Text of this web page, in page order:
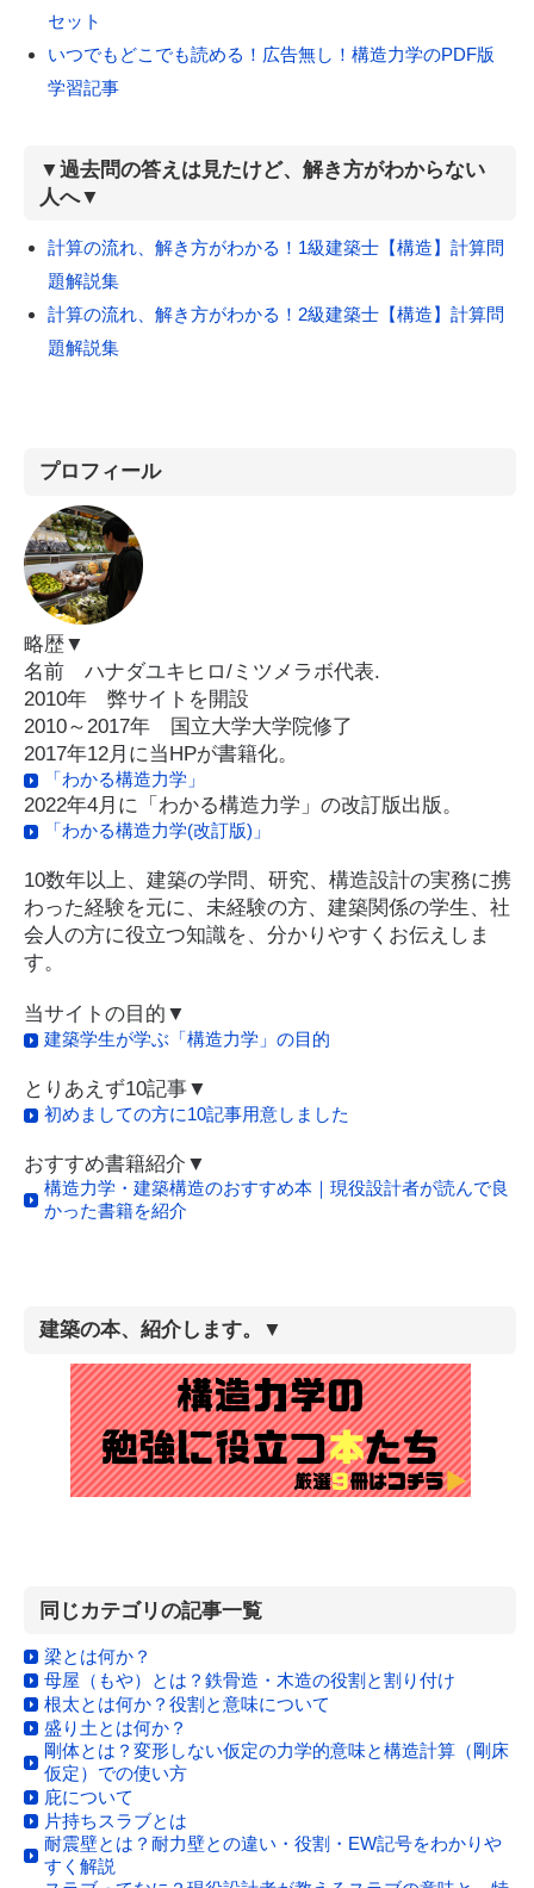
セット
いつでもどこでも読める！広告無し！構造力学のPDF版
学習記事
▼過去問の答えは見たけど、解き方がわからない
人へ▼
計算の流れ、解き方がわかる！1級建築士【構造】計算問
題解説集
計算の流れ、解き方がわかる！2級建築士【構造】計算問
題解説集
プロフィール
略歴▼
名前 ハナダユキヒロ/ミツメラボ代表.
2010年 弊サイトを開設
2010～2017年 国立大学大学院修了
2017年12月に当HPが書籍化。
「わかる構造力学」
2022年4月に「わかる構造力学」の改訂版出版。
「わかる構造力学(改訂版)」
10数年以上、建築の学問、研究、構造設計の実務に携
わった経験を元に、未経験の方、建築関係の学生、社
会人の方に役立つ知識を、分かりやすくお伝えしま
す。
当サイトの目的▼
建築学生が学ぶ「構造力学」の目的
とりあえず10記事▼
初めましての方に10記事用意しました
おすすめ書籍紹介▼
構造力学・建築構造のおすすめ本｜現役設計者が読んで良
かった書籍を紹介
建築の本、紹介します。▼
同じカテゴリの記事一覧
梁とは何か？
母屋（もや）とは？鉄骨造・木造の役割と割り付け
根太とは何か？役割と意味について
盛り土とは何か？
剛体とは？変形しない仮定の力学的意味と構造計算（剛床
仮定）での使い方
庇について
片持ちスラブとは
耐震壁とは？耐力壁との違い・役割・EW記号をわかりや
すく解説